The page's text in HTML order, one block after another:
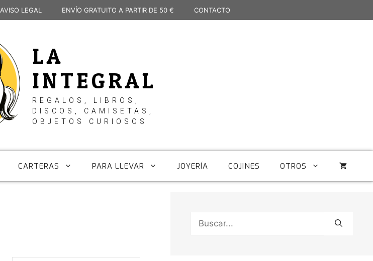
AVISO LEGAL ENVÍO GRATUITO A PARTIR DE 50 € CONTACTO
LA
INTEGRAL
REGALOS, LIBROS,
DISCOS, CAMISETAS,
OBJETOS CURIOSOS
CARTERAS PARA LLEVAR JOYERÍA COJINES OTROS
Buscar: